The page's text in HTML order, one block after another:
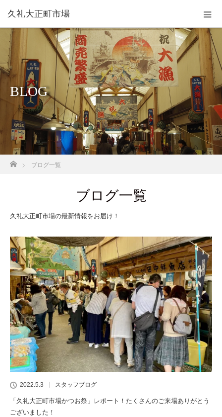
久礼大正町市場
BLOG
ブログ一覧
ブログ一覧
久礼大正町市場の最新情報をお届け！
2022.5.3 スタッフブログ
「久礼大正町市場かつお祭」レポート！たくさんのご来場ありがとう
ございました！